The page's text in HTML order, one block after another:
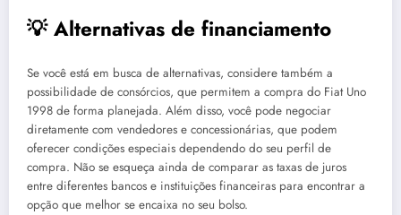
💡 Alternativas de financiamento
Se você está em busca de alternativas, considere também a
possibilidade de consórcios, que permitem a compra do Fiat Uno
1998 de forma planejada. Além disso, você pode negociar
diretamente com vendedores e concessionárias, que podem
oferecer condições especiais dependendo do seu perfil de
compra. Não se esqueça ainda de comparar as taxas de juros
entre diferentes bancos e instituições financeiras para encontrar a
opção que melhor se encaixa no seu bolso.